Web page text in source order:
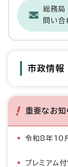
総務局
問い合
市政情報
重要なお知
令和8年10
プレミアム